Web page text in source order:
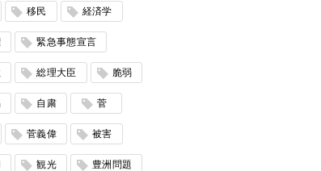
移民 経済学
緊急事態宣言
総理大臣 脆弱
自粛 菅
菅義偉 被害
観光 豊洲問題